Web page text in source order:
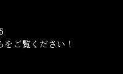
ご覧ください！